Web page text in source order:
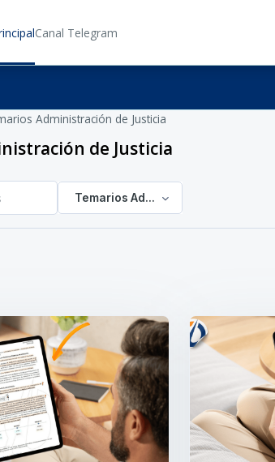
Canal Telegram
Administración de Justicia
de Justicia
Temarios Administración de Justicia